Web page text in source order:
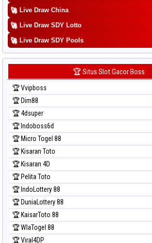
Prediksi Singapore
Prediksi Sydney
Prediksi Sydney Lottery
Prediksi Sydney Lottery 6d
Prediksi Sydney Lotto
Prediksi Sydney Pools 6d
Prediksi Taipei
Prediksi Taiwan
🚀 Live Draw China
🚀 Live Draw SDY Lotto
🚀 Live Draw SDY Pools
🏆 Situs Slot Gacor Boss
🏆 Vvipboss
🏆 Dim88
🏆 4dsuper
🏆 Indoboss6d
🏆 Micro Togel 88
🏆 Kisaran Toto
🏆 Kisaran 4D
🏆 Pelita Toto
🏆 IndoLottery 88
🏆 DuniaLottery 88
🏆 KaisarToto 88
🏆 WlaTogel 88
🏆 Viral4DP